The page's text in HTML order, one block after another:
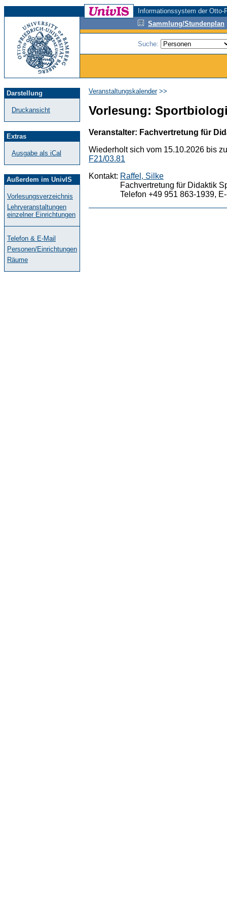
Informationssystem der
Sammlung/Stundenplan
Suche:
Darstellung
Druckansicht
Extras
Ausgabe als iCal
Außerdem im UnivIS
Vorlesungsverzeichnis
Lehrveranstaltungen
einzelner Einrichtungen
Telefon & E-Mail
Personen/Einrichtungen
Räume
Veranstaltungskalender>>
Vorlesung:
Veranstalter: Fachvertretung für
Wiederholt sich vom 15.10.2026 bis
F21/03.81
Kontakt: Raffel, Silke
Fachvertretung für Didaktik
Telefon +49 951 863-1939,